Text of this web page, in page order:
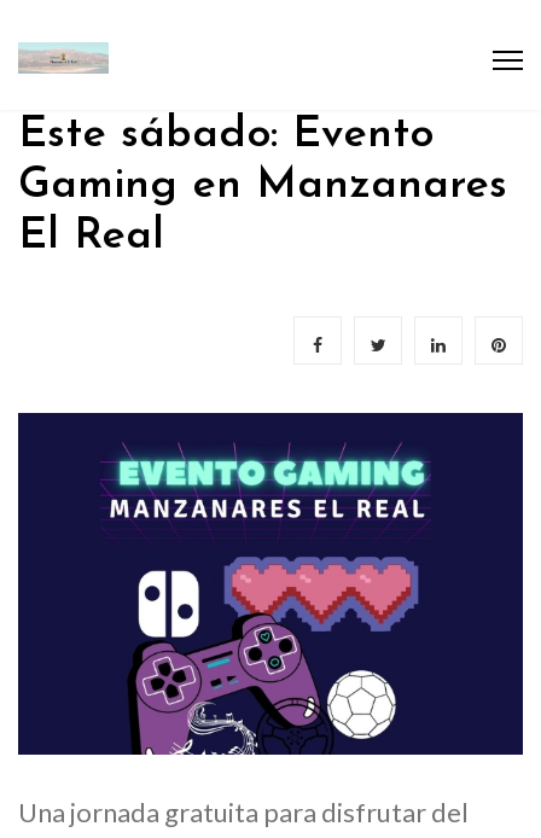
Este sábado: Evento
Gaming en Manzanares
El Real
Una jornada gratuita para disfrutar del